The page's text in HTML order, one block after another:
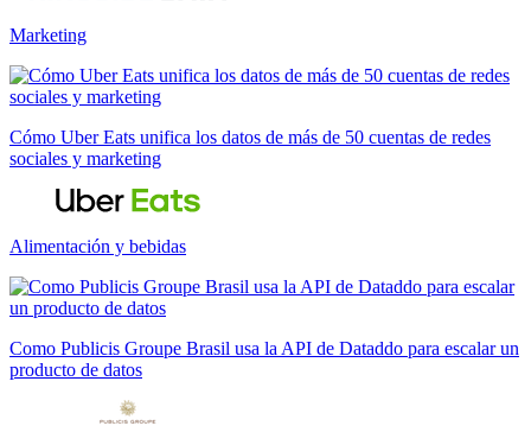
Marketing
Cómo Uber Eats unifica los datos de más de 50 cuentas de redes
sociales y marketing
Alimentación y bebidas
Como Publicis Groupe Brasil usa la API de Dataddo para escalar un
producto de datos